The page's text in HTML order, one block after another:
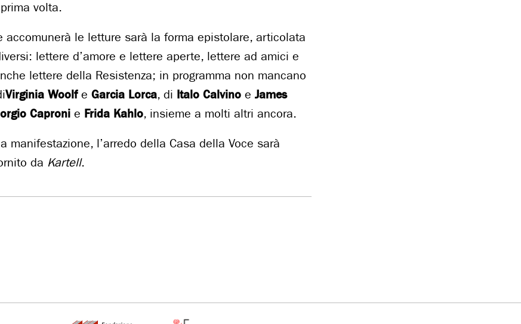
volta.
accomunerà le letture sarà la forma epistolare, articolata
lettere d’amore e lettere aperte, lettere ad amici e
lettere della Resistenza; in programma non mancano
Virginia Woolfe Garcia Lorca, di Italo Calvinoe James
Capronie Frida Kahlo, insieme a molti altri ancora.
manifestazione, l’arredo della Casa della Voce sarà
da Kartell.